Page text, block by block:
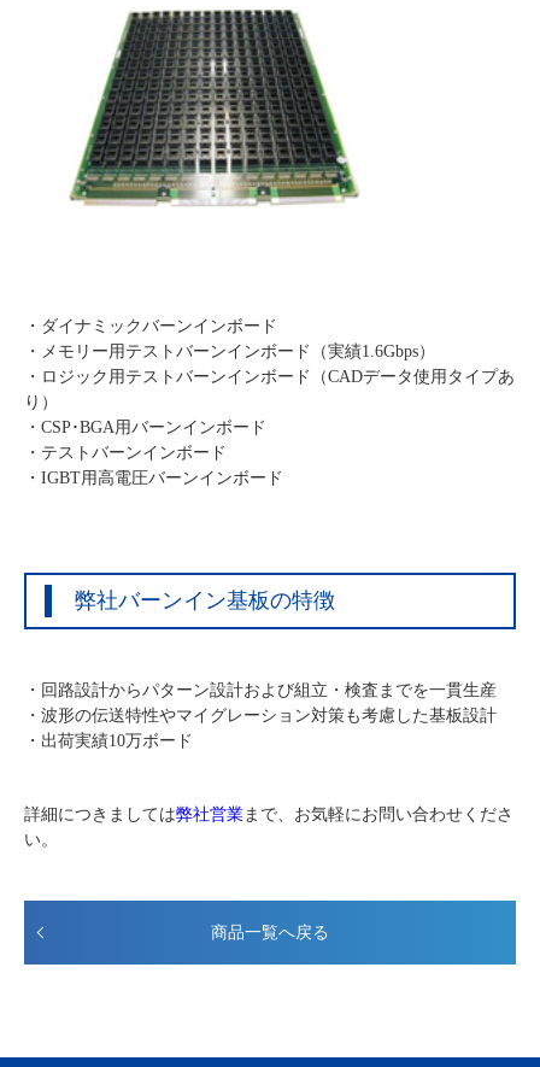
・ダイナミックバーンインボード
・メモリー用テストバーンインボード（実績1.6Gbps）
・ロジック用テストバーンインボード（CADデータ使用タイプあ
り）
・CSP･BGA用バーンインボード
・テストバーンインボード
・IGBT用高電圧バーンインボード
弊社バーンイン基板の特徴
・回路設計からパターン設計および組立・検査までを一貫生産
・波形の伝送特性やマイグレーション対策も考慮した基板設計
・出荷実績10万ボード
詳細につきましては弊社営業まで、お気軽にお問い合わせくださ
い。
商品一覧へ戻る